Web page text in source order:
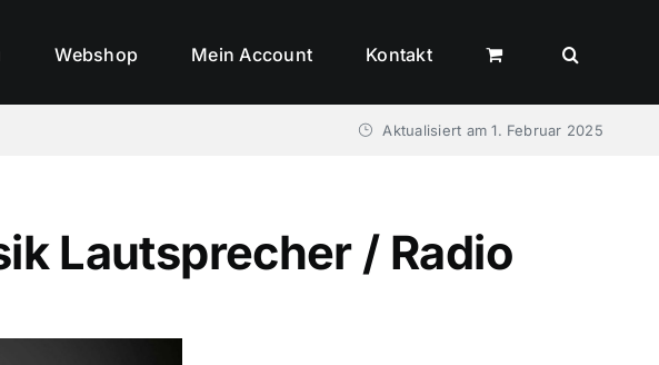
Webshop Mein Account Kontakt
Aktualisiert am1. Februar 2025
Lautsprecher / Radio